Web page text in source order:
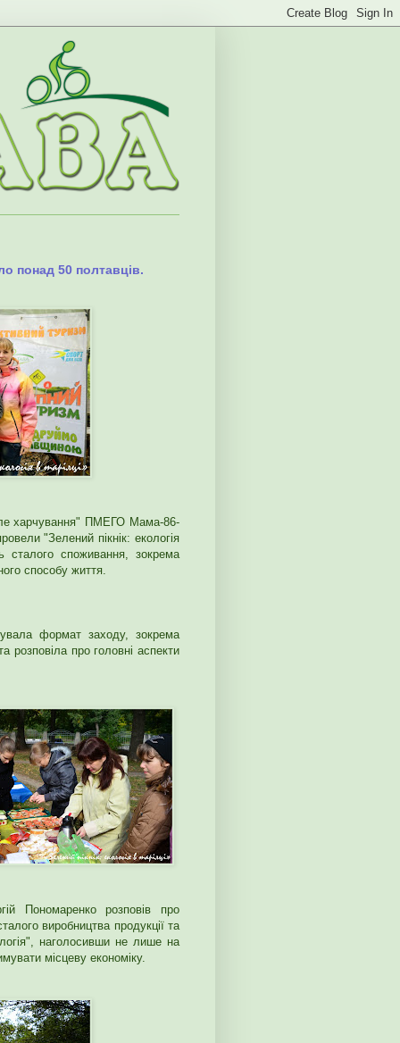
понад 50 полтавців.
харчування" ПМЕГО Мама-86-
"Зелений пікнік: екологія
сталого споживання, зокрема
способу життя.
формат заходу, зокрема
розповіла про головні аспекти
Пономаренко розповів про
виробництва продукції та
наголосивши не лише на
місцеву економіку.